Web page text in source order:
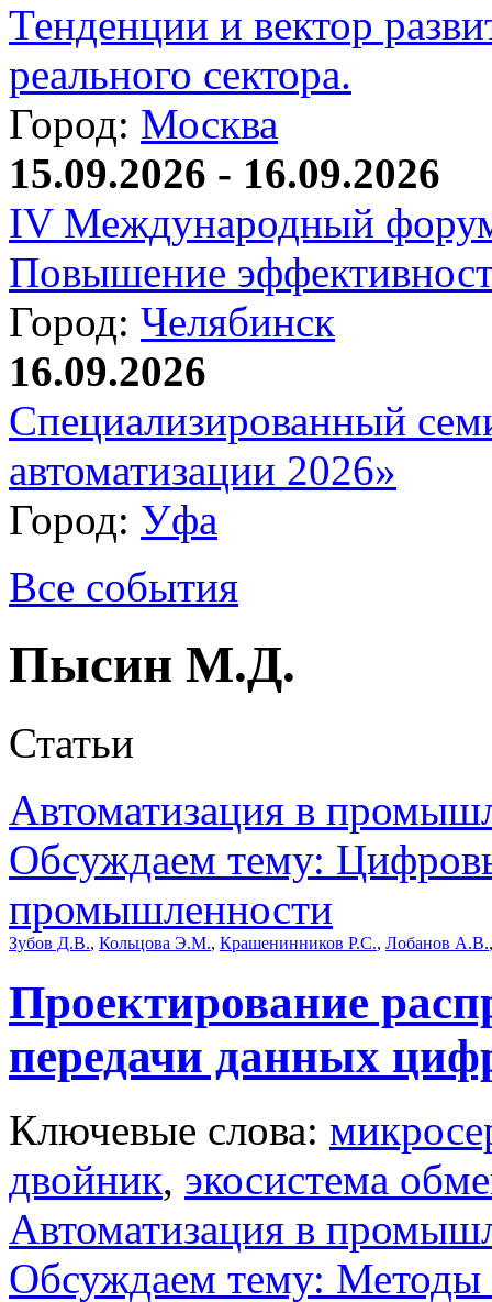
Тенденции и вектор
реального сектора.
Город: Москва
15.09.2026 - 16.09.2026
IV Международный
Повышение
Город: Челябинск
16.09.2026
Специализированный
автоматизации 2026»
Город: Уфа
Все события
Пысин М.Д.
Статьи
Автоматизация в
Обсуждаем тему:
промышленности
Зубов Д.В., Кольцова Э.М., Крашенинников Р.С., Лобанов А.В.
Проектирование
передачи данных
Ключевые слова:
двойник, экосистема
Автоматизация в
Обсуждаем тему: